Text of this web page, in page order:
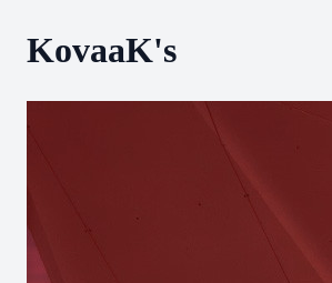
KovaaK's